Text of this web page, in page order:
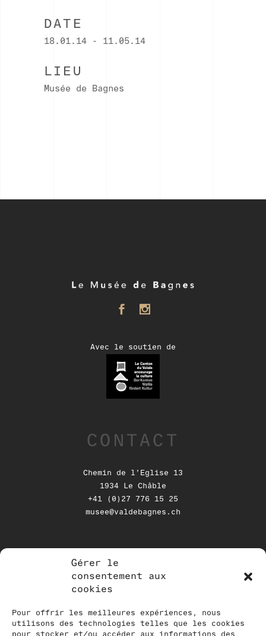
Gérer le
consentement aux
cookies
Pour offrir les meilleures expériences, nous
utilisons des technologies telles que les cookies
DATE
18.01.14 - 11.05.14
LIEU
Musée de Bagnes
Avec le soutien de
CONTACT
Chemin de l’Eglise 13
1934 Le Châble
+41 (0)27 776 15 25
musee@valdebagnes.ch
NEWSLETTER
activités en vous inscrivant à notre
newsletter